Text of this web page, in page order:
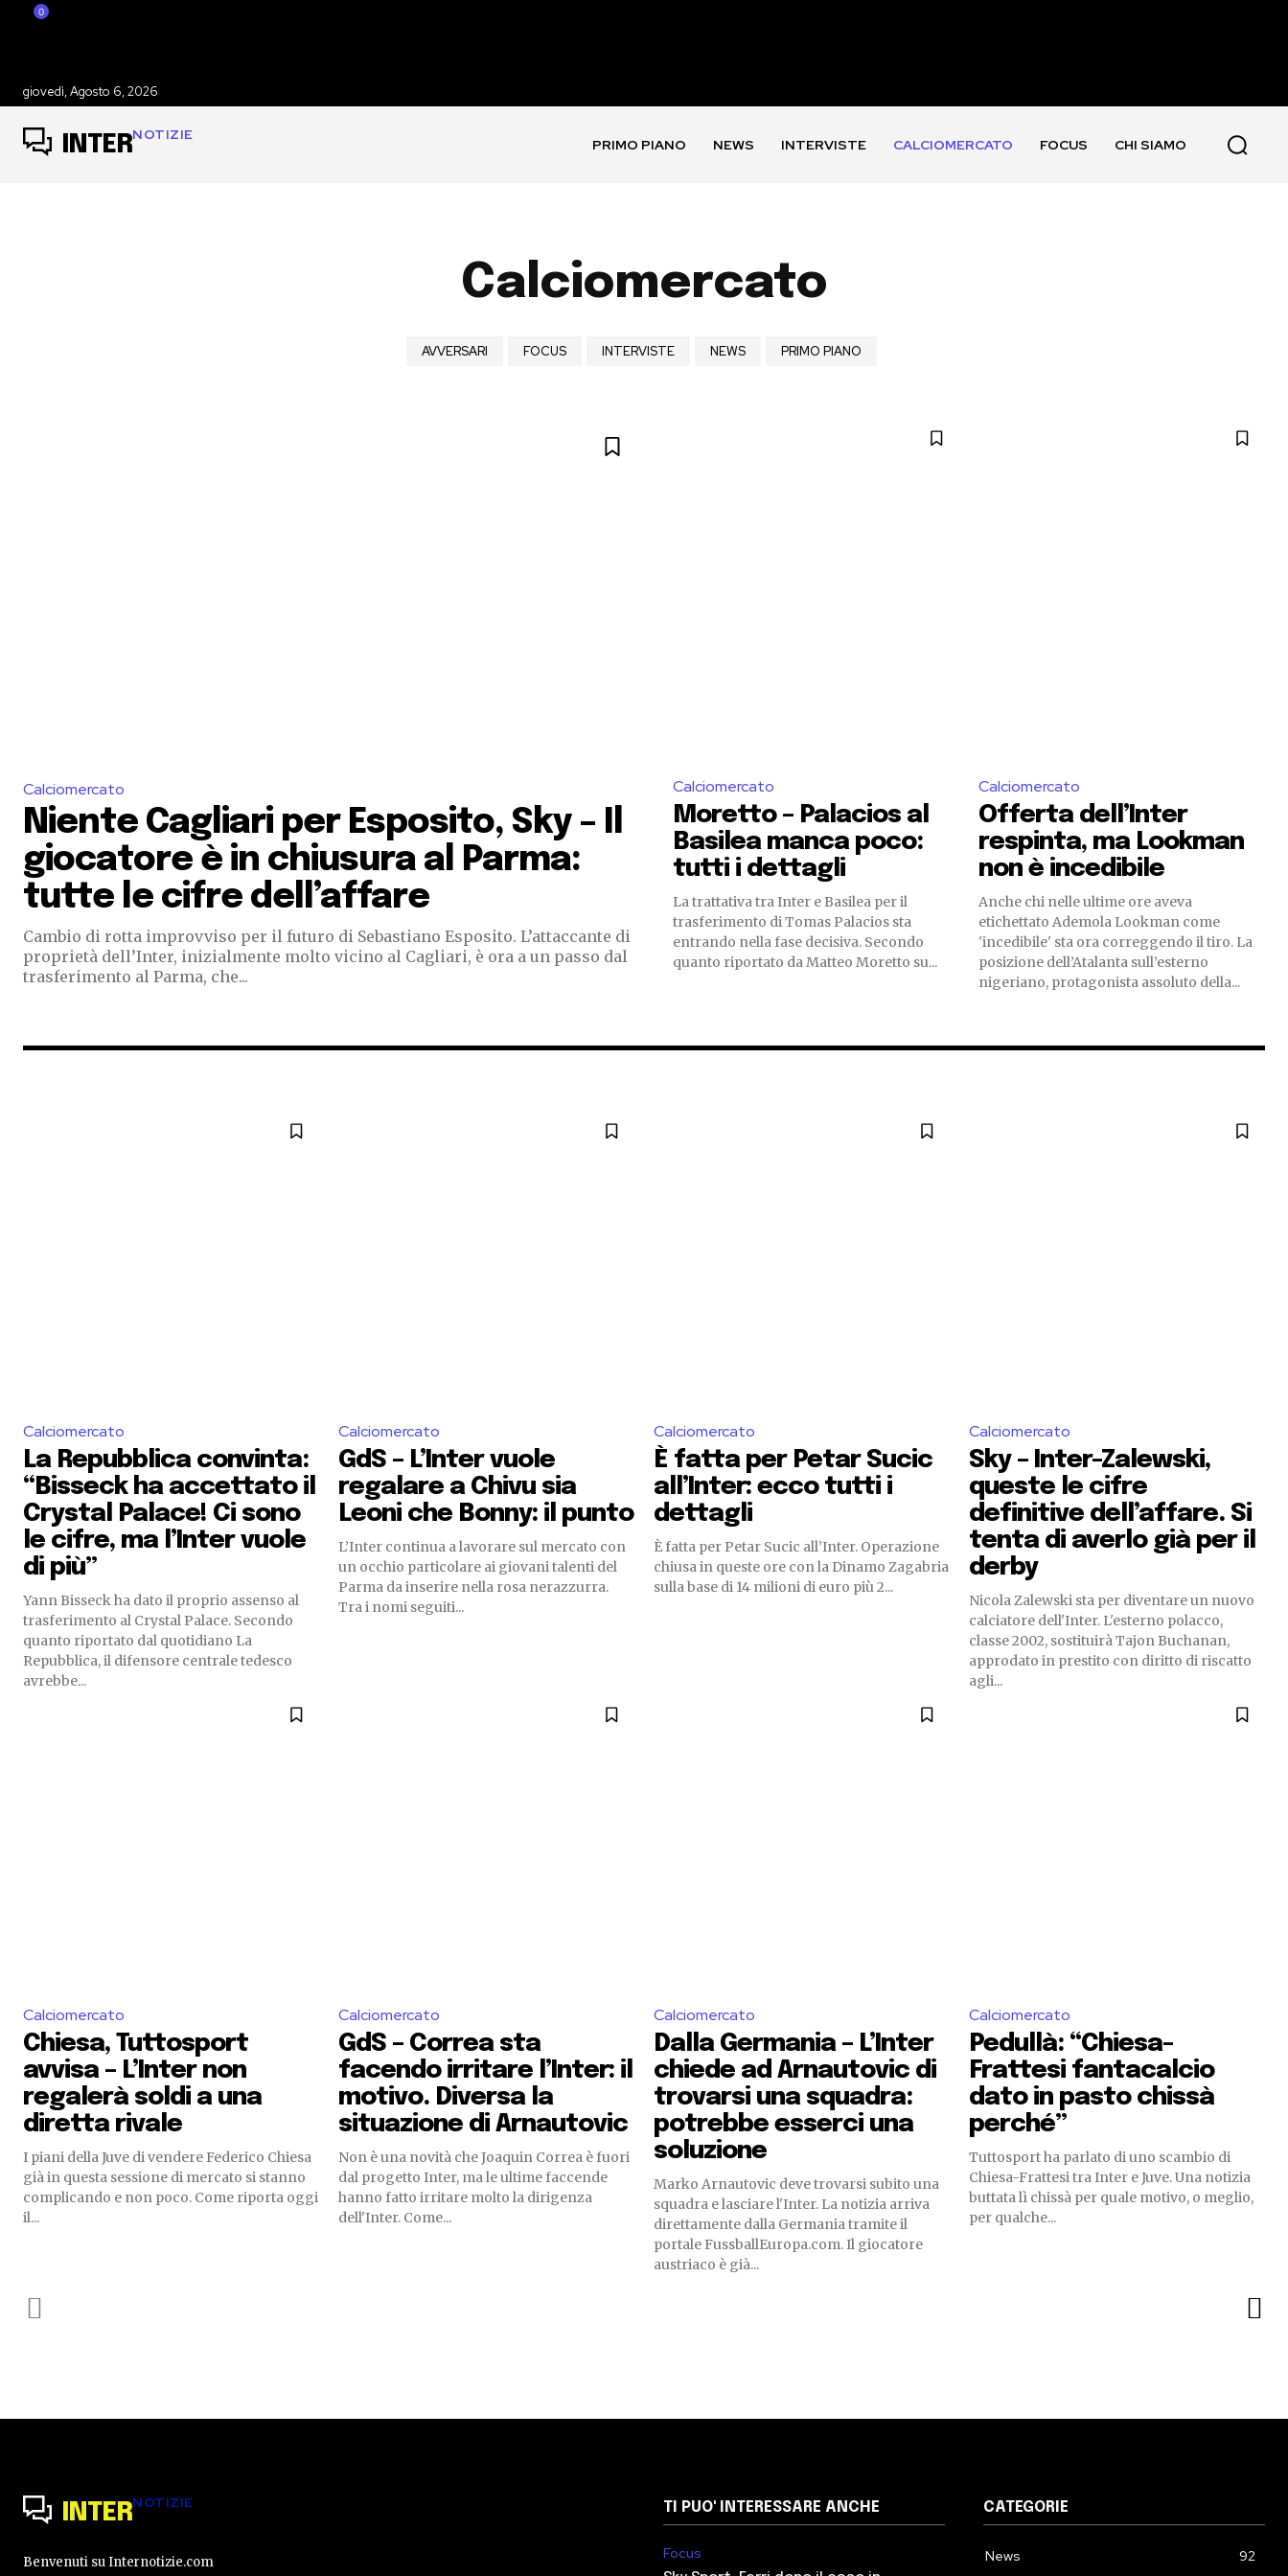
0
giovedì, Agosto 6, 2026
INTERNOTIZIE
PRIMO PIANO NEWS INTERVISTE CALCIOMERCATO FOCUS CHI SIAMO
Calciomercato
AVVERSARI FOCUS INTERVISTE NEWS PRIMO PIANO
Calciomercato
Niente Cagliari per Esposito, Sky – Il
giocatore è in chiusura al Parma:
tutte le cifre dell’affare
Cambio di rotta improvviso per il futuro di Sebastiano Esposito. L’attaccante di
proprietà dell’Inter, inizialmente molto vicino al Cagliari, è ora a un passo dal
trasferimento al Parma, che...
Calciomercato
Moretto – Palacios al
Basilea manca poco:
tutti i dettagli
La trattativa tra Inter e Basilea per il
trasferimento di Tomas Palacios sta
entrando nella fase decisiva. Secondo
quanto riportato da Matteo Moretto su...
Calciomercato
Offerta dell’Inter
respinta, ma Lookman
non è incedibile
Anche chi nelle ultime ore aveva
etichettato Ademola Lookman come
'incedibile' sta ora correggendo il tiro. La
posizione dell’Atalanta sull’esterno
nigeriano, protagonista assoluto della...
Calciomercato
La Repubblica convinta:
“Bisseck ha accettato il
Crystal Palace! Ci sono
le cifre, ma l’Inter vuole
di più”
Yann Bisseck ha dato il proprio assenso al
trasferimento al Crystal Palace. Secondo
quanto riportato dal quotidiano La
Repubblica, il difensore centrale tedesco
avrebbe...
Calciomercato
GdS – L’Inter vuole
regalare a Chivu sia
Leoni che Bonny: il punto
L’Inter continua a lavorare sul mercato con
un occhio particolare ai giovani talenti del
Parma da inserire nella rosa nerazzurra.
Tra i nomi seguiti...
Calciomercato
È fatta per Petar Sucic
all’Inter: ecco tutti i
dettagli
È fatta per Petar Sucic all’Inter. Operazione
chiusa in queste ore con la Dinamo Zagabria
sulla base di 14 milioni di euro più 2...
Calciomercato
Sky – Inter-Zalewski,
queste le cifre
definitive dell’affare. Si
tenta di averlo già per il
derby
Nicola Zalewski sta per diventare un nuovo
calciatore dell'Inter. L'esterno polacco,
classe 2002, sostituirà Tajon Buchanan,
approdato in prestito con diritto di riscatto
agli...
Calciomercato
Chiesa, Tuttosport
avvisa – L’Inter non
regalerà soldi a una
diretta rivale
I piani della Juve di vendere Federico Chiesa
già in questa sessione di mercato si stanno
complicando e non poco. Come riporta oggi
il...
Calciomercato
GdS – Correa sta
facendo irritare l’Inter: il
motivo. Diversa la
situazione di Arnautovic
Non è una novità che Joaquin Correa è fuori
dal progetto Inter, ma le ultime faccende
hanno fatto irritare molto la dirigenza
dell'Inter. Come...
Calciomercato
Dalla Germania – L’Inter
chiede ad Arnautovic di
trovarsi una squadra:
potrebbe esserci una
soluzione
Marko Arnautovic deve trovarsi subito una
squadra e lasciare l'Inter. La notizia arriva
direttamente dalla Germania tramite il
portale FussballEuropa.com. Il giocatore
austriaco è già...
Calciomercato
Pedullà: “Chiesa-
Frattesi fantacalcio
dato in pasto chissà
perché”
Tuttosport ha parlato di uno scambio di
Chiesa-Frattesi tra Inter e Juve. Una notizia
buttata lì chissà per quale motivo, o meglio,
per qualche...
INTERNOTIZIE
Benvenuti su Internotizie.com
TI PUO' INTERESSARE ANCHE
Focus
CATEGORIE
News 92